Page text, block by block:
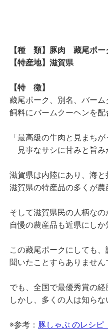
【種 類】豚肉 藏尾ポー
【特産地】滋賀県
【特 徴】
藏尾ポーク、別名、バーム
飼料にバームクーヘンを配
「最高級の牛肉と見まち
見事なサシに甘みと旨み
滋賀県は内陸にあり、海
滋賀県の特産品の多くが農
そして滋賀県民の人柄なの
自慢の農産品も近県にしか
この藏尾ポークにしても
聞いたことすらありません
でも、全国で最優秀賞の経
しかし、多くの人は知らな
※参考： 豚しゃぶ のレシピ